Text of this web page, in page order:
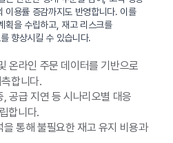
이용률 증감까지도 반영합니다. 이를
획을 수립하고, 재고 리스크를
향상시킬 수 있습니다.
온라인 주문 데이터를 기반으로
합니다.
공급 지연 등 시나리오별 대응
합니다.
통해 불필요한 재고 유지 비용과